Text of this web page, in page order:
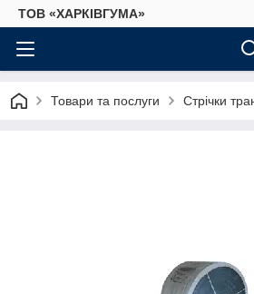
ТОВ «ХАРКІВГУМА»
Товари та послуги Стрічки